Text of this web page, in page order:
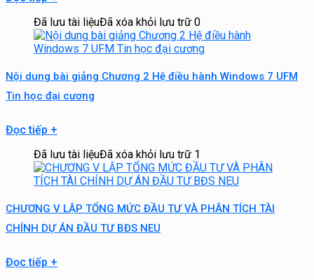
Đã lưu tài liệuĐã xóa khỏi lưu trữ 0
Nội dung bài giảng Chương 2 Hệ điều hành Windows 7 UFM
Tin học đại cương
Đọc tiếp +
Đã lưu tài liệuĐã xóa khỏi lưu trữ 1
CHƯƠNG V LẬP TỔNG MỨC ĐẦU TƯ VÀ PHÂN TÍCH TÀI
CHÍNH DỰ ÁN ĐẦU TƯ BĐS NEU
Đọc tiếp +